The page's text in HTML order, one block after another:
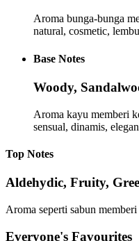
Aroma bunga-bunga
natural, cosmetic,
Base Notes
Woody,
Aroma kayu memberi
sensual, dinamis,
Top Notes
Aldehydic, Fruity,
Aroma seperti sabun
Everyone's Favourites